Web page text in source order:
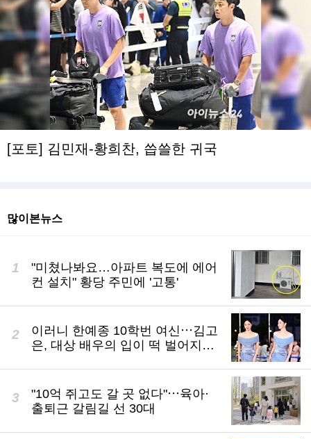
[포토] 김민재-황희찬, 씁쓸한 귀국
많이본뉴스
"미쳤나봐요…아파트 복도에 에어
컨 설치" 황당 주민에 '고통'
이러니 한예종 10학번 여신⋯김고
은, 대상 배우의 입이 떡 벌어지는
"10억 쥐고도 갈 곳 없다"⋯육아·
출퇴근 갈림길 선 30대